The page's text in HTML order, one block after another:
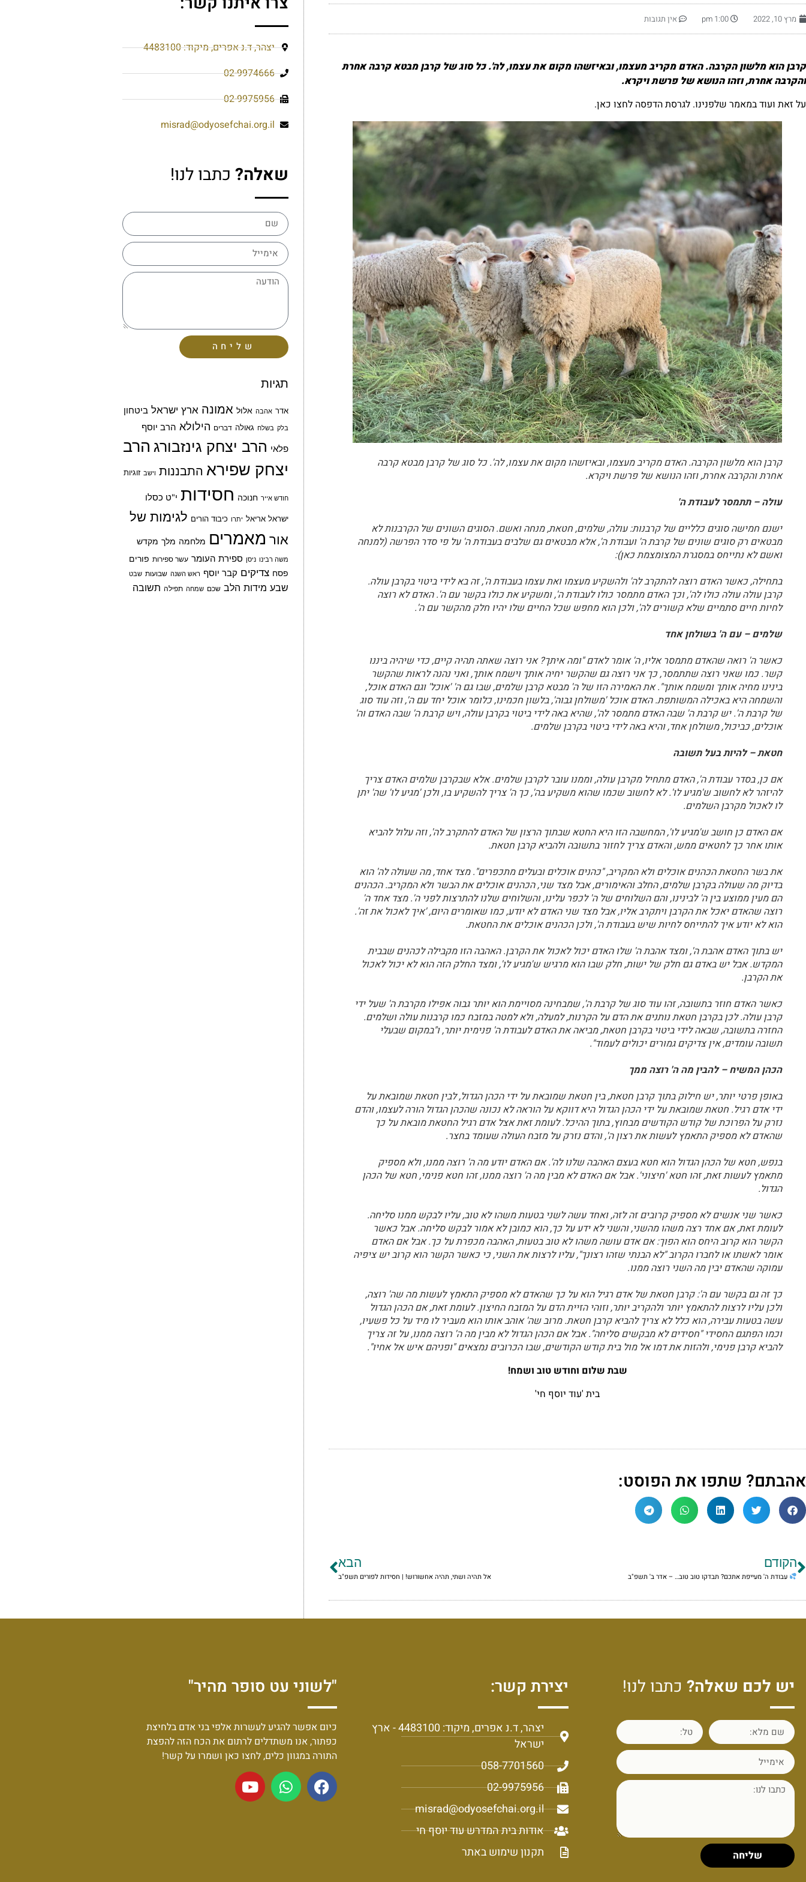
מרץ 10, 2022 1:00 pm אין תגובות
קרבן הוא מלשון הקרבה. האדם מקריב מעצמו, ובאיזשהו מקום את עצמו, לה'. כל סוג של קרבן מבטא קרבה אחרת
והקרבה אחרת, וזהו הנושא של פרשת ויקרא.
על זאת ועוד במאמר שלפנינו. לגרסת הדפסה לחצו כאן.
קרבן הוא מלשון הקרבה. האדם מקריב מעצמו, ובאיזשהו מקום את עצמו, לה'. כל סוג של קרבן מבטא קרבה
אחרת והקרבה אחרת, וזהו הנושא של פרשת ויקרא.
עולה – תתמסר לעבודת ה'
ישנם חמישה סוגים כלליים של קרבנות: עולה, שלמים, חטאת, מנחה ואשם. הסוגים השונים של הקרבנות לא
מבטאים רק סוגים שונים של קרבת ה' ועבודת ה', אלא מבטאים גם שלבים בעבודת ה' על פי סדר הפרשה (למנחה
ואשם לא נתייחס במסגרת המצומצמת כאן):
בתחילה, כאשר האדם רוצה להתקרב לה' ולהשקיע מעצמו ואת עצמו בעבודת ה', זה בא לידי ביטוי בקרבן עולה.
קרבן עולה עולה כולו לה', וכך האדם מתמסר כולו לעבודת ה', ומשקיע את כולו בקשר עם ה'. האדם לא רוצה
לחיות חיים סתמיים שלא קשורים לה', ולכן הוא מחפש שכל החיים שלו יהיו חלק מהקשר עם ה'.
שלמים – עם ה' בשולחן אחד
כאשר ה' רואה שהאדם מתמסר אליו, ה' אומר לאדם "ומה איתך? אני רוצה שאתה תהיה קיים, כדי שיהיה ביננו
קשר. כמו שאני רוצה שתתמסר, כך אני רוצה גם שהקשר יחיה אותך וישמח אותך, ואני נהנה לראות שהקשר
בינינו מחיה אותך ומשמח אותך". את האמירה הזו של ה' מבטא קרבן שלמים, שבו גם ה' 'אוכל' וגם האדם אוכל,
והשמחה היא באכילה המשותפת. האדם אוכל 'משולחן גבוה', בלשון חכמינו, כלומר אוכל יחד עם ה', וזה עוד סוג
של קרבת ה'. יש קרבת ה' שבה האדם מתמסר לה', שהיא באה לידי ביטוי בקרבן עולה, ויש קרבת ה' שבה האדם וה'
אוכלים, כביכול, משולחן אחד, והיא באה לידי ביטוי בקרבן שלמים.
חטאת – להיות בעל תשובה
אם כן, בסדר עבודת ה', האדם מתחיל מקרבן עולה, וממנו עובר לקרבן שלמים. אלא שבקרבן שלמים האדם צריך
להיזהר לא לחשוב ש'מגיע לו'. לא לחשוב שכמו שהוא משקיע בה', כך ה' צריך להשקיע בו, ולכן 'מגיע לו' שה' יתן
לו לאכול מקרבן השלמים.
אם האדם כן חושב ש'מגיע לו', המחשבה הזו היא החטא שבתוך הרצון של האדם להתקרב לה', וזה עלול להביא
אותו אחר כך לחטאים ממש, והאדם צריך לחזור בתשובה ולהביא קרבן חטאת.
את בשר החטאת הכהנים אוכלים ולא המקריב, "כהנים אוכלים ובעלים מתכפרים". מצד אחד, מה שעולה לה' הוא
בדיוק מה שעולה בקרבן שלמים, החלב והאימורים, אבל מצד שני, הכהנים אוכלים את הבשר ולא המקריב. הכהנים
הם מעין ממוצע בין ה' לבינינו, והם השלוחים של ה' לכפר עלינו, והשלוחים שלנו להתרצות לפני ה'. מצד אחד ה'
רוצה שהאדם יאכל את הקרבן ויתקרב אליו, אבל מצד שני האדם לא יודע, כמו שאומרים היום, 'איך לאכול את זה'.
הוא לא יודע איך להתייחס לחיות שיש בעבודת ה', ולכן הכהנים אוכלים את החטאת.
יש בתוך האדם אהבת ה', ומצד אהבת ה' שלו האדם יכול לאכול את הקרבן. האהבה הזו מקבילה לכהנים שבבית
המקדש. אבל יש באדם גם חלק של ישות, חלק שבו הוא מרגיש ש'מגיע לו', ומצד החלק הזה הוא לא יכול לאכול
את הקרבן.
כאשר האדם חוזר בתשובה, זהו עוד סוג של קרבת ה', שמבחינה מסויימת הוא יותר גבוה אפילו מקרבת ה' שעל ידי
קרבן עולה. לכן בקרבן חטאת נותנים את הדם על הקרנות, למעלה, ולא למטה במזבח כמו קרבנות עולה ושלמים.
החזרה בתשובה, שבאה לידי ביטוי בקרבן חטאת, מביאה את האדם לעבודת ה' פנימית יותר, ו"במקום שבעלי
תשובה עומדים, אין צדיקים גמורים יכולים לעמוד".
הכהן המשיח – להבין מה ה' רוצה ממך
באופן פרטי יותר, יש חילוק בתוך קרבן חטאת, בין חטאת שמובאת על ידי הכהן הגדול, לבין חטאת שמובאת על
ידי אדם רגיל. חטאת שמובאת על ידי הכהן הגדול היא דווקא על הוראה לא נכונה שהכהן הגדול הורה לעצמו, והדם
נזרק על הפרוכת של קודש הקודשים מבחוץ, בתוך ההיכל. לעומת זאת אצל אדם רגיל החטאת מובאת על כך
שהאדם לא מספיק התאמץ לעשות את רצון ה', והדם נזרק על מזבח העולה שעומד בחצר.
בנפש, חטא של הכהן הגדול הוא חטא בעצם האהבה שלנו לה'. אם האדם יודע מה ה' רוצה ממנו, ולא מספיק
מתאמץ לעשות זאת, זהו חטא 'חיצוני'. אבל אם האדם לא מבין מה ה' רוצה ממנו, זהו חטא פנימי, חטא של הכהן
הגדול.
כאשר שני אנשים לא מספיק קרובים זה לזה, ואחד עשה לשני בטעות משהו לא טוב, עליו לבקש ממנו סליחה.
לעומת זאת, אם אחד רצה משהו מהשני, והשני לא ידע על כך, הוא כמובן לא אמור לבקש סליחה. אבל כאשר
הקשר הוא קרוב היחס הוא הפוך: אם אדם עושה משהו לא טוב בטעות, האהבה מכפרת על כך. אבל אם האדם
אומר לאשתו או לחברו הקרוב "לא הבנתי שזהו רצונך", עליו לרצות את השני, כי כאשר הקשר הוא קרוב יש ציפיה
עמוקה שהאדם יבין מה השני רוצה ממנו.
כך זה גם בקשר עם ה': קרבן חטאת של אדם רגיל הוא על כך שהאדם לא מספיק התאמץ לעשות מה שה' רוצה,
ולכן עליו לרצות להתאמץ יותר ולהקריב יותר, וזוהי הזיית הדם על המזבח החיצון. לעומת זאת, אם הכהן הגדול
עשה בטעות עבירה, הוא כלל לא צריך להביא קרבן חטאת. מרוב שה' אוהב אותו הוא מעביר לו מיד על כל פשעיו,
וכמו הפתגם החסידי "חסידים לא מבקשים סליחה". אבל אם הכהן הגדול לא מבין מה ה' רוצה ממנו, על זה צריך
להביא קרבן פנימי, ולהזות את דמו אל מול בית קודש הקודשים, שבו הכרובים נמצאים "ופניהם איש אל אחיו".
שבת שלום וחודש טוב ושמח!
בית 'עוד יוסף חי'
אהבתם? שתפו את הפוסט:
הקודם
עבודת ה' מעייפת אתכם? תבדקו טוב טוב… – אדר ב' תשפ"ב
הבא
אל תהיה ושתי, תהיה אחשורוש! | חסידות לפורים תשפ"ב
יצהר, ד.נ אפרים, מיקוד: 4483100
02-9974666
02-9975956
misrad@odyosefchai.org.il
שאלה? כתבו לנו!
שליחה
תגיות
אדר אהבה אלול אמונה ארץ ישראל ביטחון
בלק בשלח גאולה דברים הילולא הרב יוסף
פלאי הרב יצחק גינזבורג הרב
יצחק שפירא התבננות וישב זוגיות
חודש אייר חנוכה חסידות י"ט כסלו
ישראל אריאל יתרו כיבוד הורים לגימות של
אור מאמרים מלחמה מלך מקדש
משה רבינו ניסן ספירת העומר עשר ספירות פורים
פסח צדיקים קבר יוסף ראש השנה שבועות שבט
שבע מידות הלב שכם שמחה תפילה תשובה
יש לכם שאלה? כתבו לנו!
שליחה
יצירת קשר:
יצהר, ד.נ אפרים, מיקוד: 4483100 - ארץ
ישראל
058-7701560
02-9975956
misrad@odyosefchai.org.il
אודות בית המדרש עוד יוסף חי
תקנון שימוש באתר
"לשוני עט סופר מהיר"
כיום אפשר להגיע לעשרות אלפי בני אדם בלחיצת
כפתור, אנו משתדלים לרתום את הכח הזה להפצת
התורה במגוון כלים, לחצו כאן ושמרו על קשר!